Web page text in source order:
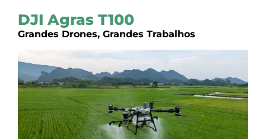
DJI Agras T100
Grandes Drones, Grandes Trabalhos